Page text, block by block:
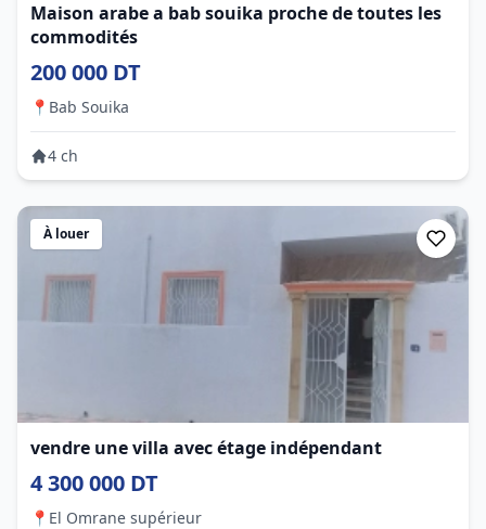
Maison arabe a bab souika proche de toutes les
commodités
200 000 DT
📍 Bab Souika
4 ch
À louer
vendre une villa avec étage indépendant
4 300 000 DT
📍 El Omrane supérieur